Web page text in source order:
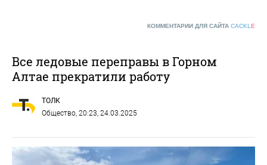
КОММЕНТАРИИ ДЛЯ САЙТА CACKL E
Все ледовые переправы в Горном
Алтае прекратили работу
ТОЛК
Общество, 20:23, 24.03.2025